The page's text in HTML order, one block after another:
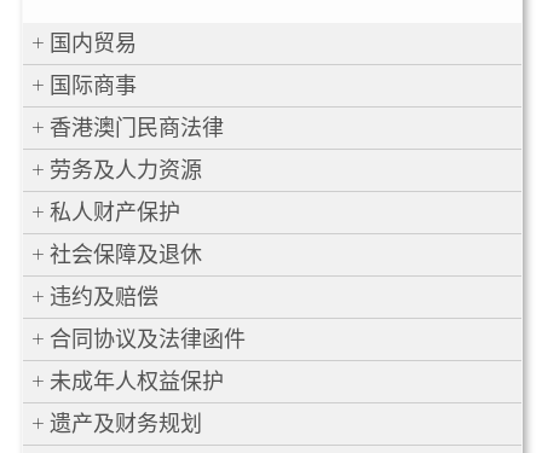
国内贸易
国际商事
香港澳门民商法律
劳务及人力资源
私人财产保护
社会保障及退休
违约及赔偿
合同协议及法律函件
未成年人权益保护
遗产及财务规划